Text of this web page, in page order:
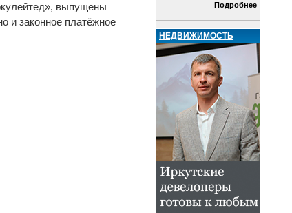
выпущены
и законное платёжное
Подробнее
НЕДВИЖИМОСТЬ